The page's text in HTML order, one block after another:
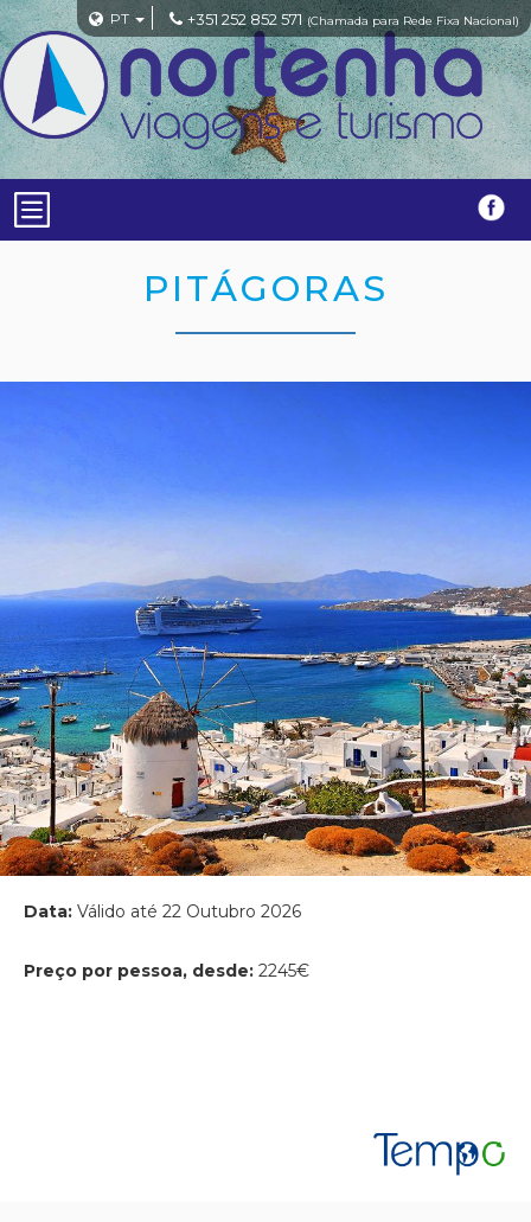
PT +351 252 852 571 (Chamada para Rede Fixa Nacional)
PITÁGORAS
Data: Válido até 22 Outubro 2026
Preço por pessoa, desde: 2245€